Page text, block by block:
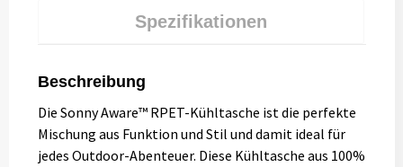
Spezifikationen
Beschreibung
Die Sonny Aware™ RPET-Kühltasche ist die perfekte
Mischung aus Funktion und Stil und damit ideal für
jedes Outdoor-Abenteuer. Diese Kühltasche aus 100%